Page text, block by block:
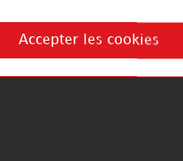
Accepter les cookies